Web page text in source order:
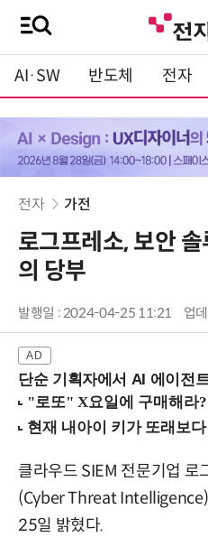
AI·SW 반도체 전자
전자 가전
로그프레소, 보안
의 당부
발행일 : 2024-04-25 11:21 업
단순 기획자에서 AI 에이전트의 세계관을 만
클라우드 SIEM 전문기업
(Cyber Threat
25일 밝혔다.